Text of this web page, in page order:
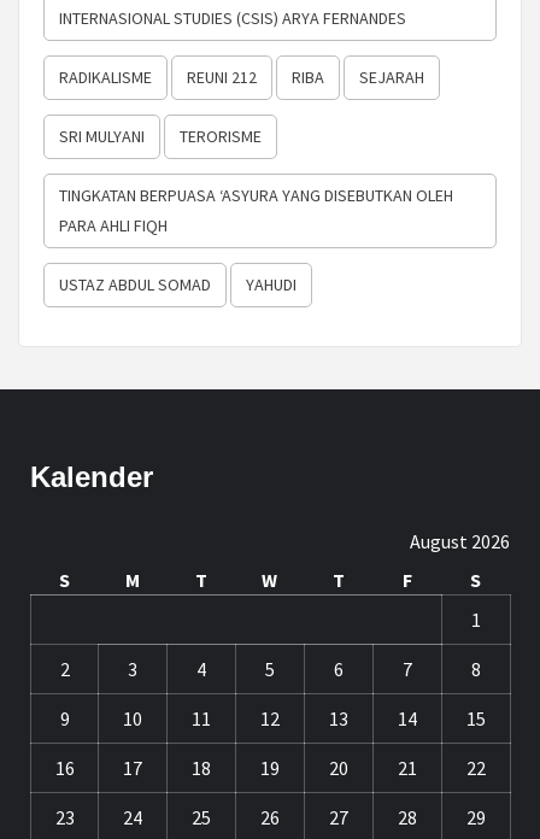
INTERNASIONAL STUDIES (CSIS) ARYA FERNANDES
RADIKALISME REUNI 212 RIBA SEJARAH
SRI MULYANI TERORISME
TINGKATAN BERPUASA ‘ASYURA YANG DISEBUTKAN OLEH
PARA AHLI FIQH
USTAZ ABDUL SOMAD YAHUDI
Kalender
August 2026
S
M T W T F
S
1
2 3 4 5 6 7 8
9 10 11 12 13 14 15
16 17 18 19 20 21 22
23 24 25 26 27 28 29